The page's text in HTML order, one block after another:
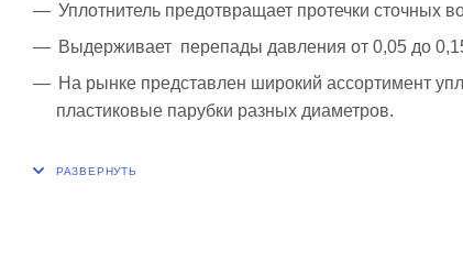
Уплотнитель предотвращает протечки сточных
Выдерживает перепады давления от 0,05 до
На рынке представлен широкий ассортимент
пластиковые парубки разных диаметров.